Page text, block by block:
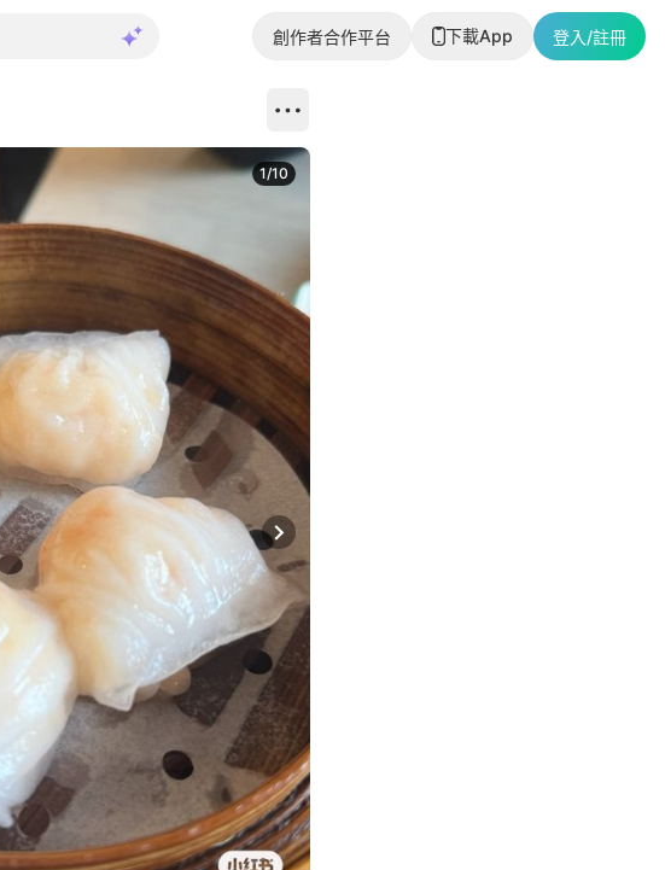
創作者合作平台 下載App 登入/註冊
Next slide
1/10